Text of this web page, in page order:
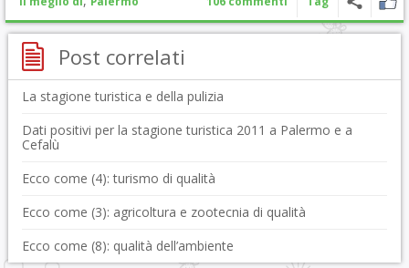
Post correlati
La stagione turistica e della pulizia
Dati positivi per la stagione turistica 2011 a Palermo e a
Cefalù
Ecco come (4): turismo di qualità
Ecco come (3): agricoltura e zootecnia di qualità
Ecco come (8): qualità dell’ambiente